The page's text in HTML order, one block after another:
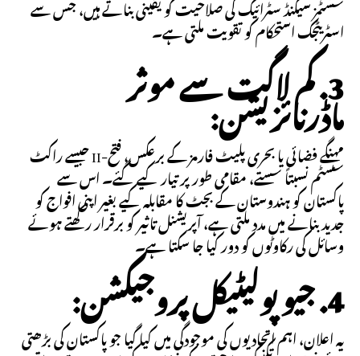
سسٹمز سیکنڈ سٹرائیک کی صلاحیت کو یقینی بناتے ہیں، جس سے
اسٹریٹجک استحکام کو تقویت ملتی ہے۔
3. کم لاگت سے موثر
ماڈرنائزیشن:
مہنگے فضائی یا بحری پلیٹ فارمز کے برعکس، فتح-II جیسے راکٹ
سسٹم نسبتاً سستے، مقامی طور پر تیار کیے گئے۔ اس سے
پاکستان کو ہندوستان کے بجٹ کا مقابلہ کیے بغیر اپنی افواج کو
جدید بنانے میں مدد ملتی ہے، آپریشنل تاثیر کو برقرار رکھتے ہوئے
وسائل کی رکاوٹوں کو دور کیا جا سکتا ہے۔
4. جیو پولیٹیکل پروجیکشن:
یہ اعلان، اہم اتحادیوں کی موجودگی میں کیا گیا جو پاکستان کی بڑھتی